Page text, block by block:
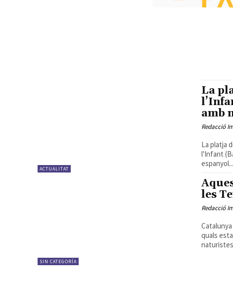
ACTUALITAT
La
amb
Redacció
La platja
l'Infant
SIN CATEGORÍA
les
Redacció
quals